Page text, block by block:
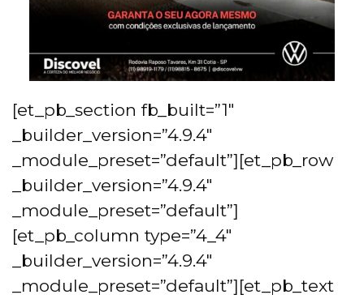
[et_pb_section fb_built=”1″
_builder_version=”4.9.4″
_module_preset=”default”][et_pb_row
_builder_version=”4.9.4″
_module_preset=”default”]
[et_pb_column type=”4_4″
_builder_version=”4.9.4″
_module_preset=”default”][et_pb_text